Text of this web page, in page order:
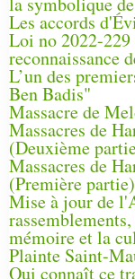
Les accords
Loi no 2022-
reconnaissance
L’un des
Ben Badis"
Massacre de
Massacres de
(Deuxième
Massacres de
(Première partie)
Mise à jour de
mémoire et la
Plainte Saint-
Qui connaît ce